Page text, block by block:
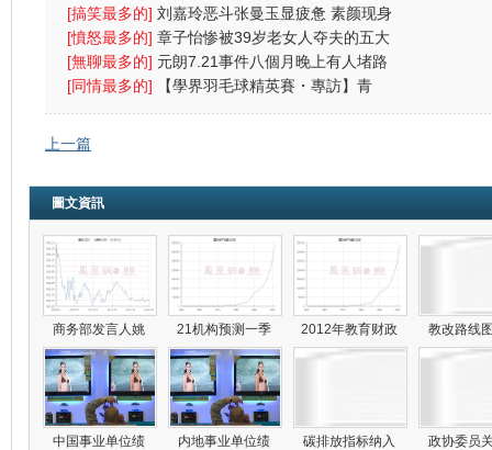
酒店4宗罪
[搞笑最多的] 刘嘉玲恶斗张曼玉显疲惫 素颜现身
太阳镜遮
[憤怒最多的] 章子怡惨被39岁老女人夺夫的五大
原因
[無聊最多的] 元朗7.21事件八個月晚上有人堵路
警方放催
[同情最多的]
【學界羽毛球精英賽・專訪】青
中：放下成敗
上一篇
圖文資訊
商务部发言人姚 21机构预测一季 2012年教育财政 教改路线
中国事业单位绩 内地事业单位绩 碳排放指标纳入 政协委员